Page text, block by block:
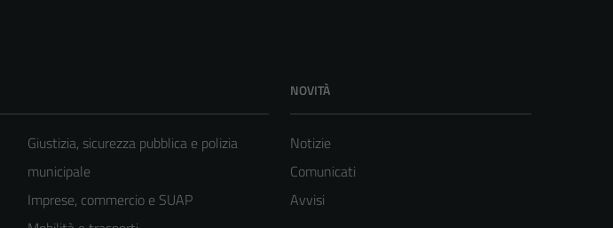
Giustizia, sicurezza pubblica e polizia
municipale
Imprese, commercio e SUAP
NOVITÀ
Notizie
Comunicati
Avvisi